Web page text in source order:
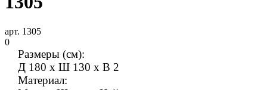
арт. 1305
0
Размеры (см):
Д 180 x Ш 130 x В 2
Материал: